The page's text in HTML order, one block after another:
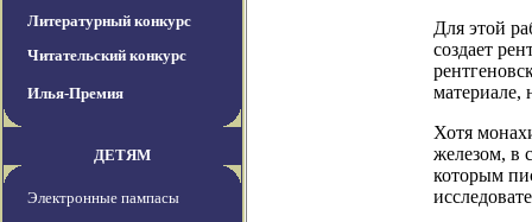
Литературный конкурс
Читательский конкурс
Илья-Премия
ДЕТЯМ
Электронные пампасы
Для этой
создает
материале,
Хотя
железом, в
которым